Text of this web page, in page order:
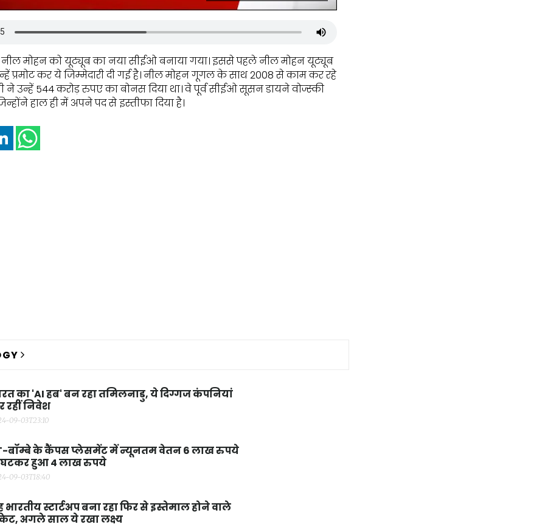
मोहन को यूट्यूब का नया सीईओ बनाया गया। इससे पहले नील मोहन यूट्यूब
प्रमोट कर ये जिम्मेदारी दी गई है। नील मोहन गूगल के साथ 2008 से काम कर रहे
ने उन्हें 544 करोड़ रुपए का बोनस दिया था। वे पूर्व सीईओ सूसन डायने वोज्स्की
हाल ही में अपने पद से इस्तीफा दिया है।
का 'AI हब' बन रहा तमिलनाडु, ये दिग्गज कंपनियां
रहीं निवेश
09-03T23:10
बॉम्बे के कैंपस प्लेसमेंट में न्यूनतम वेतन 6 लाख रुपये
हुआ 4 लाख रुपये
09-03T18:40
भारतीय स्टार्टअप बना रहा फिर से इस्तेमाल होने वाले
अगले साल ये रखा लक्ष्य